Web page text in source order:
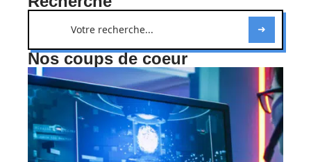
Nos coups de coeur